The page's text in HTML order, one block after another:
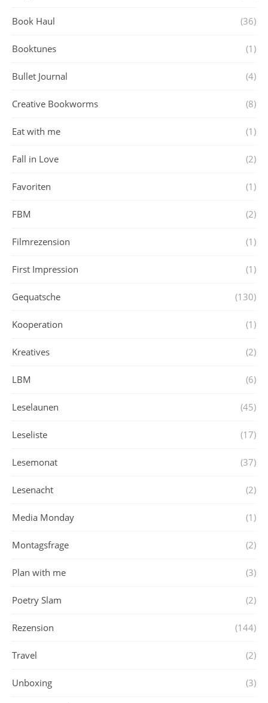
Book Haul (36)
Booktunes (1)
Bullet Journal (4)
Creative Bookworms (8)
Eat with me (1)
Fall in Love (2)
Favoriten (1)
FBM (2)
Filmrezension (1)
First Impression (1)
Gequatsche (130)
Kooperation (1)
Kreatives (2)
LBM (6)
Leselaunen (45)
Leseliste (17)
Lesemonat (37)
Lesenacht (2)
Media Monday (1)
Montagsfrage (2)
Plan with me (3)
Poetry Slam (2)
Rezension (144)
Travel (2)
Unboxing (3)